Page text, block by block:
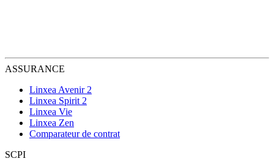
ASSURANCE
Linxea Avenir 2
Linxea Spirit 2
Linxea Vie
Linxea Zen
Comparateur de contrat
SCPI